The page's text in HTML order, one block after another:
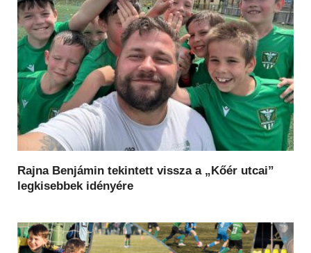
Rajna Benjámin tekintett vissza a „Kőér utcai”
legkisebbek idényére